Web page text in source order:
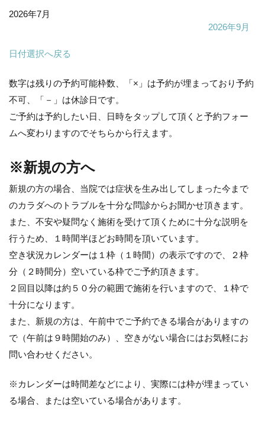
2026年7月
2026年9月
日付選択へ戻る
数字は残りの予約可能枠数、「×」は予約が埋まっており予約
不可、「－」は休診日です。
ご予約は予約したい日、日時をタップして頂くと予約フォー
ムへ変わりますのでそちらから行えます。
※新規の方へ
新規の方の場合、当院では症状を生み出してしまった今まで
のカラダへのトラブルを十分な問診からお聞かせ頂きます。
また、不安や疑問なく施術を受けて頂くために十分な説明を
行うため、１時間半ほどお時間を頂いています。
空き状況カレンダーは１枠（１時間）の表示ですので、２枠
分（２時間分）空いている枠でご予約頂きます。
２回目以降は約５０分の範囲で施術を行いますので、１枠で
十分になります。
また、新規の方は、午前中でご予約できる場合がありますの
で（午前は９時開始のみ）、空きがない場合にはお気軽にお
問い合わせください。
※カレンダーは時間差などにより、実際には枠が埋まってい
る場合、または空いている場合があります。